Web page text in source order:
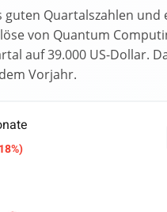
guten Quartalszahlen
von Quantum
auf 39.000 US-Dollar.
Vorjahr.